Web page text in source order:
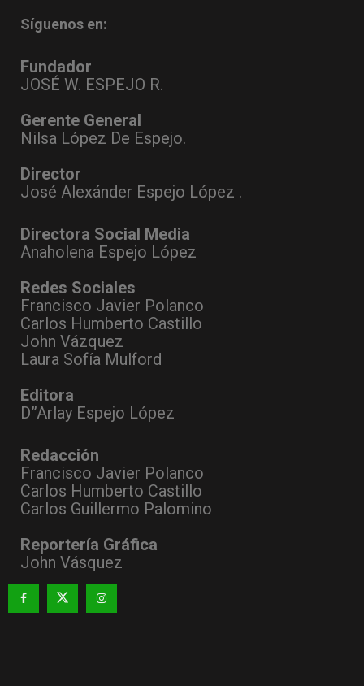
Síguenos en:
Fundador
JOSÉ W. ESPEJO R.
Gerente General
Nilsa López De Espejo.
Director
José Alexánder Espejo López .
Directora Social Media
Anaholena Espejo López
Redes Sociales
Francisco Javier Polanco
Carlos Humberto Castillo
John Vázquez
Laura Sofía Mulford
Editora
D”Arlay Espejo López
Redacción
Francisco Javier Polanco
Carlos Humberto Castillo
Carlos Guillermo Palomino
Reportería Gráfica
John Vásquez